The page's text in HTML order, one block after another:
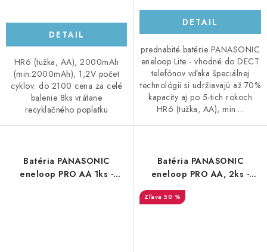
DETAIL
HR6 (tužka, AA), 2000mAh
(min.2000mAh), 1,2V počet
cyklov: do 2100 cena za celé
balenie 8ks vrátane
recyklačného poplatku
DETAIL
prednabité batérie PANASONIC
eneloop Lite - vhodné do DECT
telefónov vďaka špeciálnej
technológii si udržiavajú až 70%
kapacity aj po 5-tich rokoch
HR6 (tužka, AA), min....
Batéria PANASONIC
eneloop PRO AA 1ks -
Batéria PANASONIC
eneloop PRO AA, 2ks -
2500mAh
50 %